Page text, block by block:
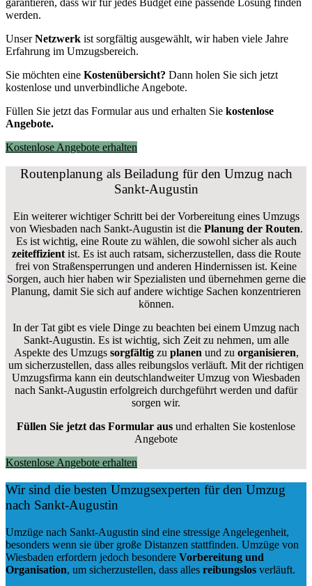
werden.
UnserNetzwerk ist sorgfältig ausgewählt, wir haben viele Jahre
Erfahrung im Umzugsbereich.
Sie möchten eine Kostenübersicht? Dann holen Sie sich jetzt
kostenlose und unverbindliche Angebote.
Füllen Sie jetzt das Formular aus und erhalten Sie kostenlose
Angebote.
Kostenlose Angebote erhalten
Routenplanung als Beiladung für den Umzug nach
Sankt-Augustin
Ein weiterer wichtiger Schritt bei der Vorbereitung eines Umzugs
von Wiesbaden nach Sankt-Augustin ist diePlanung der Routen.
Es ist wichtig, eine Route zu wählen, die sowohl sicher als auch
zeiteffizientist. Es ist auch ratsam, sicherzustellen, dass die Route
frei von Straßensperrungen und anderen Hindernissen ist. Keine
Sorgen, auch hier haben wir Spezialisten und übernehmen gerne die
Planung, damit Sie sich auf andere wichtige Sachen konzentrieren
können.
In der Tat gibt es viele Dinge zu beachten bei einem Umzug nach
Sankt-Augustin. Es ist wichtig, sich Zeit zu nehmen, um alle
Aspekte des Umzugs sorgfältigzu planen und zu organisieren,
um sicherzustellen, dass alles reibungslos verläuft. Mit der richtigen
Umzugsfirma kann ein deutschlandweiter Umzug von Wiesbaden
nach Sankt-Augustin erfolgreich durchgeführt werden und dafür
sorgen wir.
Füllen Sie jetzt das Formular aus und erhalten Sie kostenlose
Angebote
Kostenlose Angebote erhalten
Wir sind die besten Umzugsexperten für den Umzug
nach Sankt-Augustin
Umzüge nach Sankt-Augustin sind eine stressige Angelegenheit,
besonders wenn sie über große Distanzen stattfinden. Umzüge von
Wiesbaden erfordern jedoch besondere Vorbereitung und
Organisation, um sicherzustellen, dass alles reibungslos verläuft.